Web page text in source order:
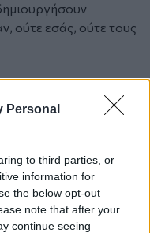
Personal
to third parties, or
information for
the below opt-out
note that after your
continue seeing
ούτε εσάς, ούτε τους